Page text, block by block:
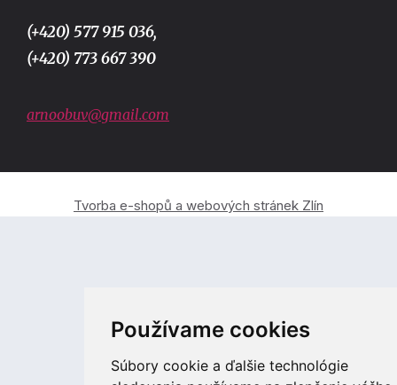
Používame cookies
Súbory cookie a ďalšie technológie
(+420) 577 915 036,
(+420) 773 667 390
arnoobuv@gmail.com
Tvorba e-shopů a webových stránek Zlín